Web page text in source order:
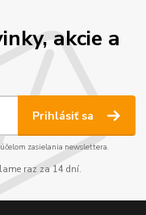
akcie a
Prihlásiť sa
účelom zasielania newslettera.
raz za 14 dní.